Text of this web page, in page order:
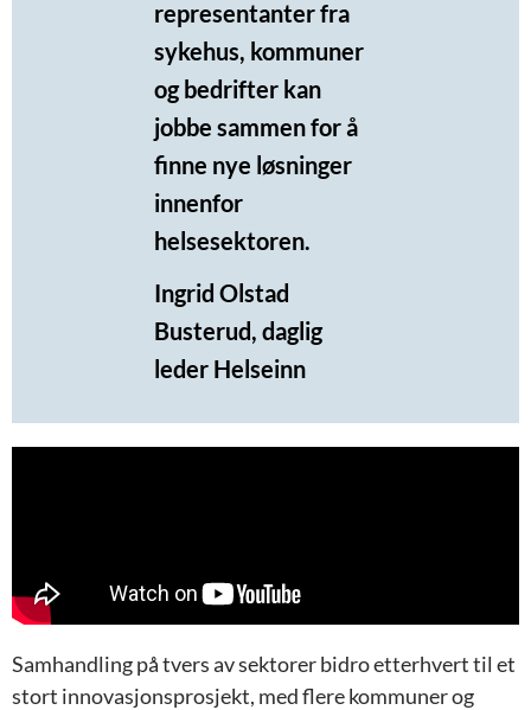
representanter fra
sykehus, kommuner
og bedrifter kan
jobbe sammen for å
finne nye løsninger
innenfor
helsesektoren.
Ingrid Olstad
Busterud, daglig
leder Helseinn
Samhandling på tvers av sektorer bidro etterhvert til et
stort innovasjonsprosjekt, med flere kommuner og